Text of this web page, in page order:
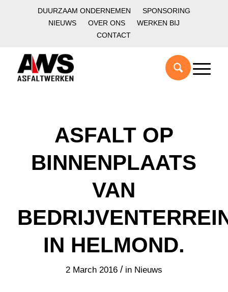
DUURZAAM ONDERNEMEN
SPONSORING
NIEUWS
OVER ONS
WERKEN BIJ
CONTACT
ASFALT OP
BINNENPLAATS
VAN
IN HELMOND.
2 March 2016 / in Nieuws